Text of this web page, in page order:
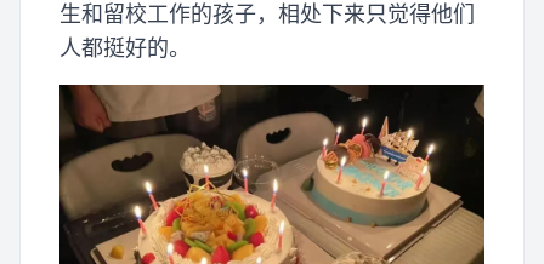
生和留校工作的孩子，相处下来只觉得他们
人都挺好的。